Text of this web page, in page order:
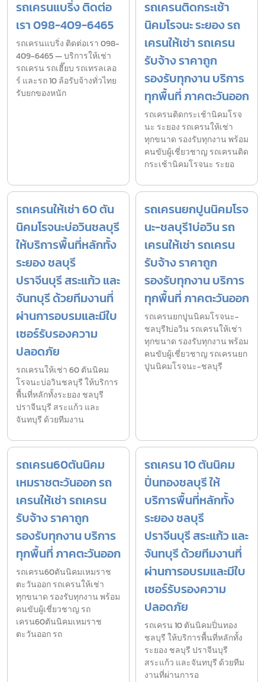
รถเครนแบริ่ง ติดต่อ
เรา 098-409-6465
รถเครนแบริ่ง ติดต่อเรา 098-
409-6465 — บริการให้เช่า
รถเครน รถเฮี๊ยบ รถเทรลเลอ
ร์ และรถ 10 ล้อรับจ้างทั่วไทย
รับยกของหนัก
รถเครนติดกระเช้า
นิคมโรจนะ ระยอง รถ
เครนให้เช่า รถเครน
รับจ้าง ราคาถูก
รองรับทุกงาน บริการ
ทุกพื้นที่ ภาคตะวันออก
รถเครนติดกระเช้านิคมโรจ
นะ ระยอง รถเครนให้เช่า
ทุกขนาด รองรับทุกงาน พร้อม
คนขับผู้เชี่ยวชาญ รถเครนติด
กระเช้านิคมโรจนะ ระยอ
รถเครนให้เช่า 60 ตัน
นิคมโรจนะบ่อวินชลบุรี
ให้บริการพื้นที่หลักทั้ง
ระยอง ชลบุรี
ปราจีนบุรี สระแก้ว และ
จันทบุรี ด้วยทีมงานที่
ผ่านการอบรมและมีใบ
เซอร์รับรองความ
ปลอดภัย
รถเครนให้เช่า 60 ตันนิคม
โรจนะบ่อวินชลบุรี ให้บริการ
พื้นที่หลักทั้งระยอง ชลบุรี
ปราจีนบุรี สระแก้ว และ
จันทบุรี ด้วยทีมงาน
รถเครนยกปูนนิคมโรจ
นะ-ชลบุรี1บ่อวิน รถ
เครนให้เช่า รถเครน
รับจ้าง ราคาถูก
รองรับทุกงาน บริการ
ทุกพื้นที่ ภาคตะวันออก
รถเครนยกปูนนิคมโรจนะ-
ชลบุรี1บ่อวิน รถเครนให้เช่า
ทุกขนาด รองรับทุกงาน พร้อม
คนขับผู้เชี่ยวชาญ รถเครนยก
ปูนนิคมโรจนะ-ชลบุรี
รถเครน60ตันนิคม
เหมราชตะวันออก รถ
เครนให้เช่า รถเครน
รับจ้าง ราคาถูก
รองรับทุกงาน บริการ
ทุกพื้นที่ ภาคตะวันออก
รถเครน60ตันนิคมเหมราช
ตะวันออก รถเครนให้เช่า
ทุกขนาด รองรับทุกงาน พร้อม
คนขับผู้เชี่ยวชาญ รถ
เครน60ตันนิคมเหมราช
ตะวันออก รถ
รถเครน 10 ตันนิคม
ปิ่นทองชลบุรี ให้
บริการพื้นที่หลักทั้ง
ระยอง ชลบุรี
ปราจีนบุรี สระแก้ว และ
จันทบุรี ด้วยทีมงานที่
ผ่านการอบรมและมีใบ
เซอร์รับรองความ
ปลอดภัย
รถเครน 10 ตันนิคมปิ่นทอง
ชลบุรี ให้บริการพื้นที่หลักทั้ง
ระยอง ชลบุรี ปราจีนบุรี
สระแก้ว และจันทบุรี ด้วยทีม
งานที่ผ่านการอ